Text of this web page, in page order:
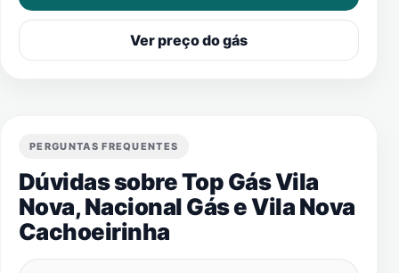
Ver preço do gás
PERGUNTAS FREQUENTES
Dúvidas sobre Top Gás Vila
Nova, Nacional Gás eVila Nova
Cachoeirinha